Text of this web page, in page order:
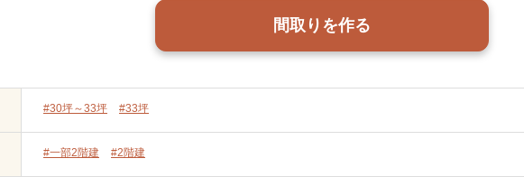
間取りを作る
#30坪～33坪 #33坪
#一部2階建 #2階建